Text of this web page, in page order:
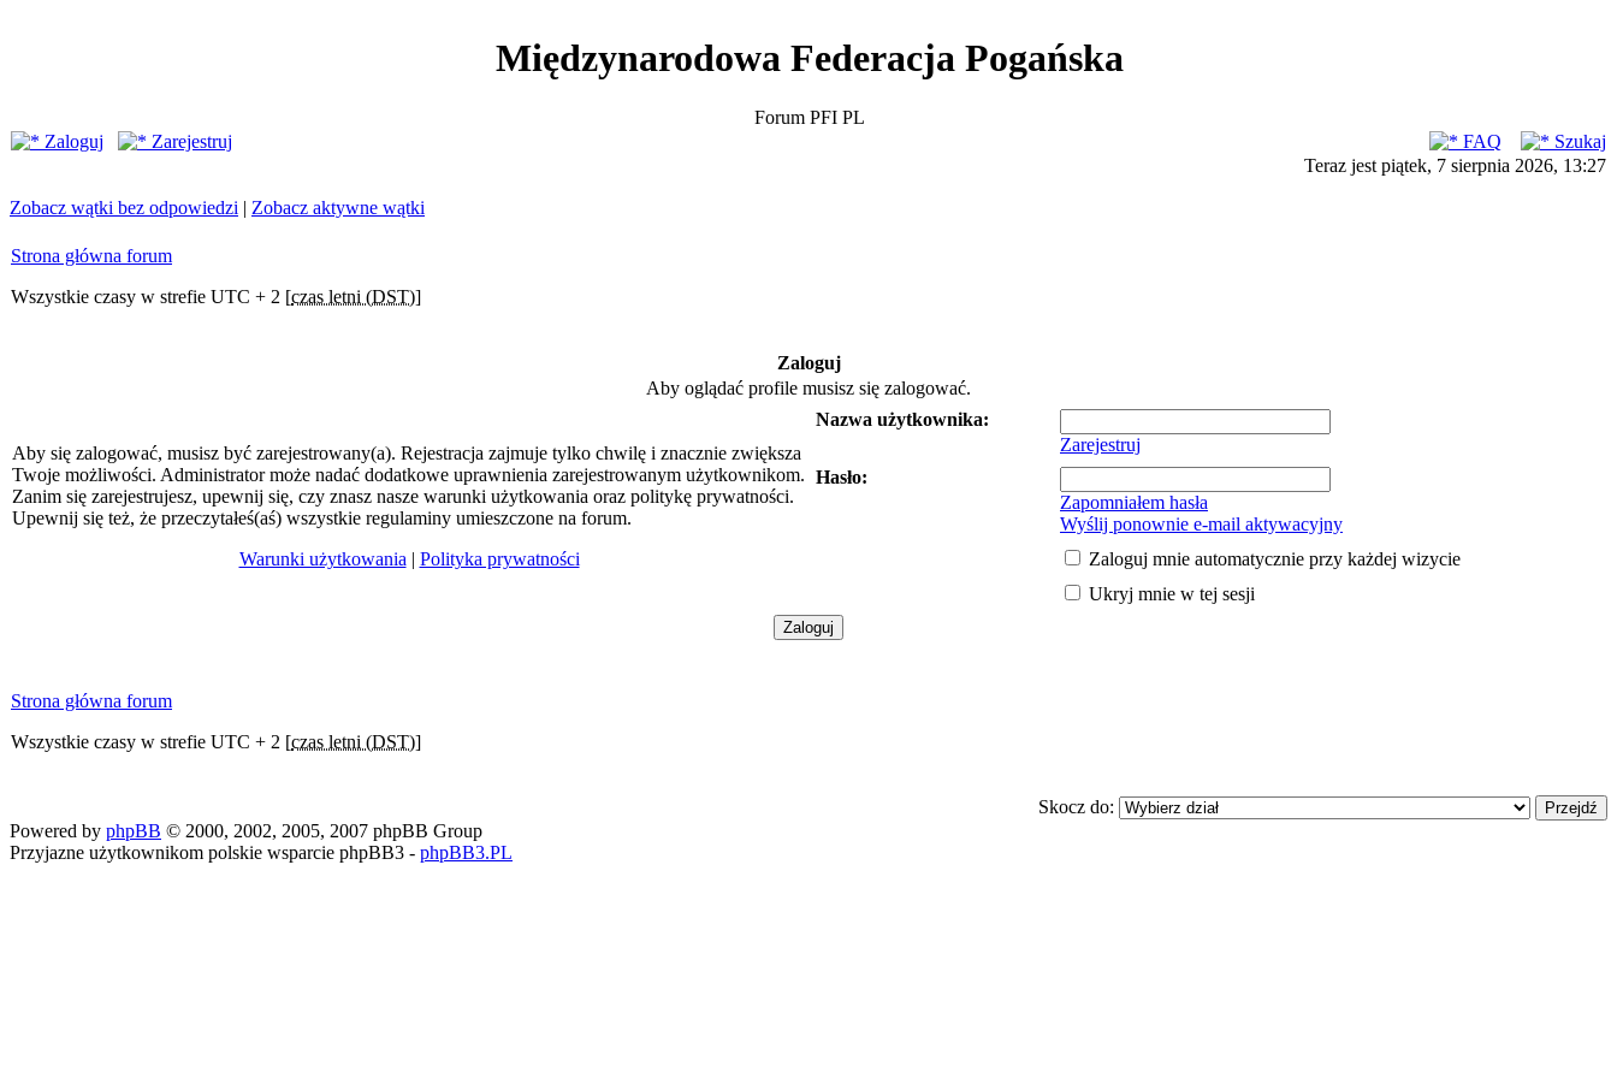
Międzynarodowa Federacja Pogańska
Forum PFI PL
Zaloguj
Zarejestruj FAQ
Szukaj
Teraz jest piątek, 7 sierpnia 2026, 13:27
Zobacz wątki bez odpowiedzi | Zobacz aktywne wątki
Strona główna forum
Wszystkie czasy w strefie UTC + 2 [czas letni (DST)]
Zaloguj
Aby oglądać profile musisz się zalogować.
Aby się zalogować, musisz być zarejestrowany(a). Rejestracja zajmuje tylko chwilę i znacznie zwiększa
Twoje możliwości. Administrator może nadać dodatkowe uprawnienia zarejestrowanym użytkownikom.
Zanim się zarejestrujesz, upewnij się, czy znasz nasze warunki użytkowania oraz politykę prywatności.
Upewnij się też, że przeczytałeś(aś) wszystkie regulaminy umieszczone na forum.
Warunki użytkowania | Polityka prywatności
Nazwa użytkownika:
Zarejestruj
Hasło:
Zapomniałem hasła
Wyślij ponownie e-mail aktywacyjny
Zaloguj mnie automatycznie przy każdej wizycie
Ukryj mnie w tej sesji
Strona główna forum
Wszystkie czasy w strefie UTC + 2 [czas letni (DST)]
Skocz do:
Powered by phpBB © 2000, 2002, 2005, 2007 phpBB Group
Przyjazne użytkownikom polskie wsparcie phpBB3 - phpBB3.PL